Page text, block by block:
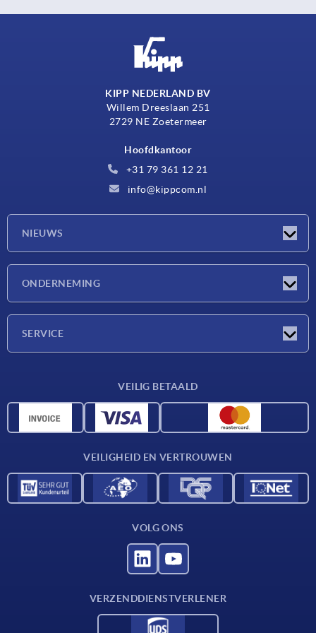
KIPP NEDERLAND BV
Willem Dreeslaan 251
2729 NE Zoetermeer
Hoofdkantoor
+31 79 361 12 21
info@kippcom.nl
NIEUWS
ONDERNEMING
SERVICE
CAD-gegevens
VEILIG BETAALD
VEILIGHEID EN VERTROUWEN
VOLG ONS
VERZENDDIENSTVERLENER